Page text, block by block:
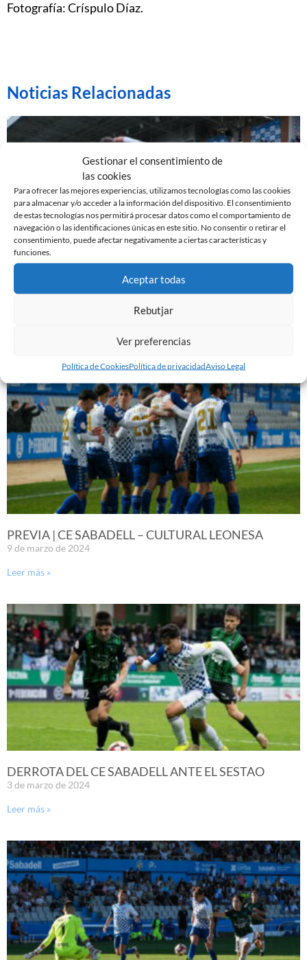
Gestionar el consentimiento de
las cookies
Para ofrecer las mejores experiencias, utilizamos tecnologías como las cookies
para almacenar y/o acceder a la información del dispositivo. El consentimiento
de estas tecnologías nos permitirá procesar datos como el comportamiento de
navegación o las identificaciones únicas en este sitio. No consentir o retirar el
consentimiento, puede afectar negativamente a ciertas características y
funciones.
Aceptar todas
Rebutjar
Ver preferencias
Política de CookiesPolítica de privacidadAviso Legal
Fotografía: Críspulo Díaz.
Noticias Relacionadas
EL SABADELL EMPATA ANTE LA CULTURAL EN LA
NOVA CREU ALTA
PREVIA | CE SABADELL – CULTURAL LEONESA
9 de marzo de 2024
Leer más »
DERROTA DEL CE SABADELL ANTE EL SESTAO
3 de marzo de 2024
Leer más »